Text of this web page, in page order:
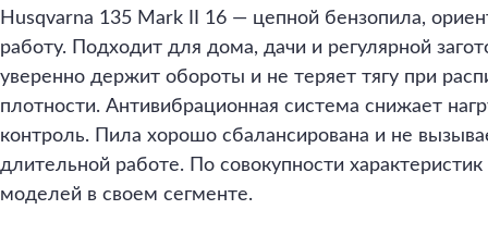
Husqvarna 135 Mark II 16 — цепной бензопила,
работу. Подходит для дома, дачи и регулярной
уверенно держит обороты и не теряет тягу при
плотности. Антивибрационная система снижает
контроль. Пила хорошо сбалансирована и не
длительной работе. По совокупности
моделей в своем сегменте.